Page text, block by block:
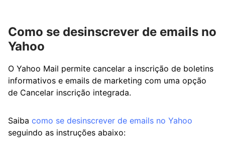
Como se desinscrever de emails no
Yahoo
O Yahoo Mail permite cancelar a inscrição de boletins
informativos e emails de marketing com uma opção
de Cancelar inscrição integrada.
Saiba como se desinscrever de emails no Yahoo
seguindo as instruções abaixo: